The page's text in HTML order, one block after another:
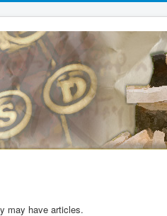
may have articles.